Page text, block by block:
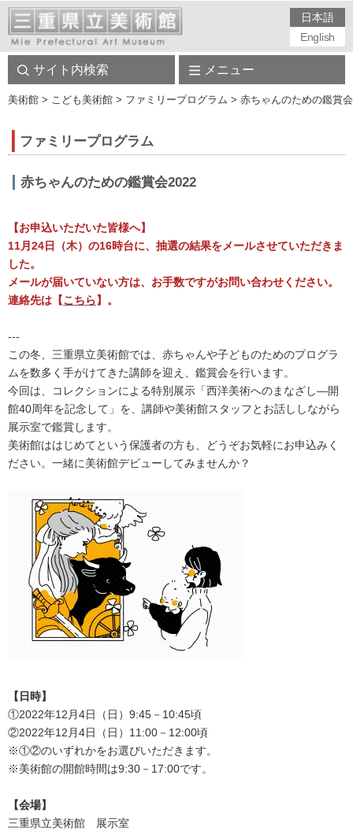
日本語
English
サイト内検索 メニュー
美術館 > こども美術館 > ファミリープログラム > 赤ちゃんのための鑑賞
ファミリープログラム
赤ちゃんのための鑑賞会2022
【お申込いただいた皆様へ】
11月24日（木）の16時台に、抽選の結果をメールさせていただきま
した。
メールが届いていない方は、お手数ですがお問い合わせください。
連絡先は【こちら】。
---
この冬、三重県立美術館では、赤ちゃんや子どものためのプログラ
ムを数多く手がけてきた講師を迎え、鑑賞会を行います。
今回は、コレクションによる特別展示「西洋美術へのまなざし—開
館40周年を記念して」を、講師や美術館スタッフとお話ししながら
展示室で鑑賞します。
美術館ははじめてという保護者の方も、どうぞお気軽にお申込みく
ださい。一緒に美術館デビューしてみませんか？
【日時】
①2022年12月4日（日）9:45－10:45頃
②2022年12月4日（日）11:00－12:00頃
※①②のいずれかをお選びいただきます。
※美術館の開館時間は9:30－17:00です。
【会場】
三重県立美術館 展示室